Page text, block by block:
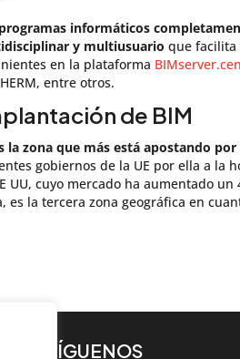
informáticos
y multiusuario que facilita
en la plataforma
entre otros.
de BIM
la zona que más está apostando
gobiernos de la UE por ella a la
cuyo mercado ha aumentado
es la tercera zona geográfica en
SÍGUENOS